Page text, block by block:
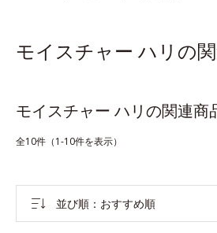
モイスチャー ハリの
モイスチャー ハリの関連
全10件（1-10件を表示）
並び順 おすすめ順